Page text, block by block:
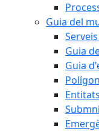
Guia del
Guia
Guia